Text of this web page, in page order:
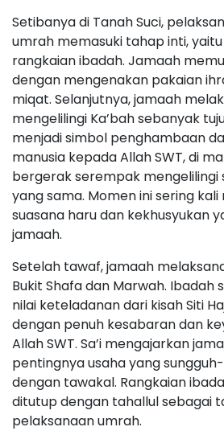
Setibanya di Tanah Suci,
umrah memasuki tahap inti,
rangkaian ibadah. Jamaah
dengan mengenakan pakaian
miqat. Selanjutnya, jamaah
mengelilingi Ka’bah sebanyak
menjadi simbol penghambaan
manusia kepada Allah SWT, di
bergerak serempak mengelilingi
yang sama. Momen ini sering
suasana haru dan kekhusyukan
jamaah.
Setelah tawaf, jamaah
Bukit Shafa dan Marwah. Ibadah
nilai keteladanan dari kisah Siti
dengan penuh kesabaran dan
Allah SWT. Sa’i mengajarkan
pentingnya usaha yang
dengan tawakal. Rangkaian
ditutup dengan tahallul sebagai
pelaksanaan umrah.